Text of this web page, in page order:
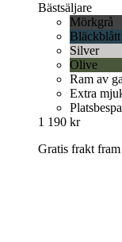
Bästsäljare
Mörkgrå
Bläckblått
Silver
Olive
Ram av
Extra
1 190 kr
Gratis frakt